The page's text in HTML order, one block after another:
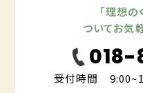
「理想の
ついてお気
受付時間